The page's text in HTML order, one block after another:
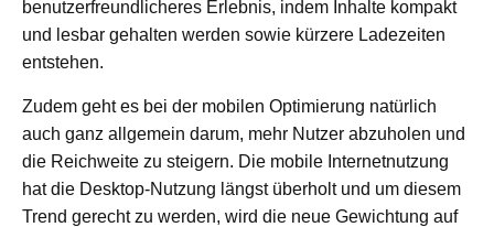
benutzerfreundlicheres Erlebnis, indem Inhalte kompakt
und lesbar gehalten werden sowie kürzere Ladezeiten
entstehen.
Zudem geht es bei der mobilen Optimierung natürlich
auch ganz allgemein darum, mehr Nutzer abzuholen und
die Reichweite zu steigern. Die mobile Internetnutzung
hat die Desktop-Nutzung längst überholt und um diesem
Trend gerecht zu werden, wird die neue Gewichtung auf